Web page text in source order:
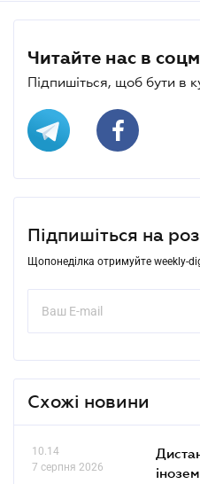
Читайте нас в
Підпишіться, щоб бути в
Підпишіться на
Щопонеділка отримуйте weekly-
Схожі новини
10.14
7 серпня 2026